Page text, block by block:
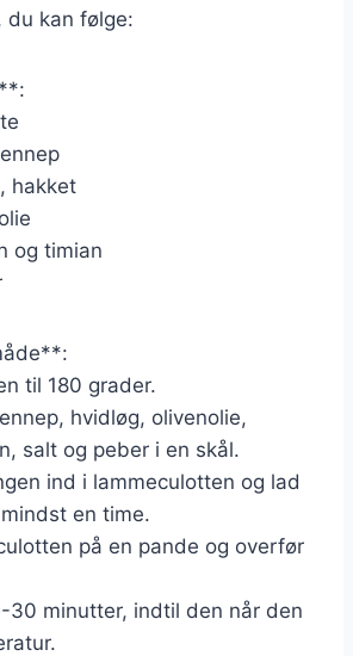
du kan følge:
hakket
og timian
til 180 grader.
hvidløg, olivenolie,
salt og peber i en skål.
ind i lammeculotten og lad
en time.
på en pande og overfør
30 minutter, indtil den når den